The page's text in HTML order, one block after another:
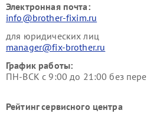
Электронная почта:
info@brother-fixim.ru
для юридических лиц
manager@fix-brother.ru
График работы:
ПН-ВСК с 9:00 до 21:00 без
Рейтинг сервисного центра